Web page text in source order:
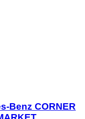
Benz CORNER